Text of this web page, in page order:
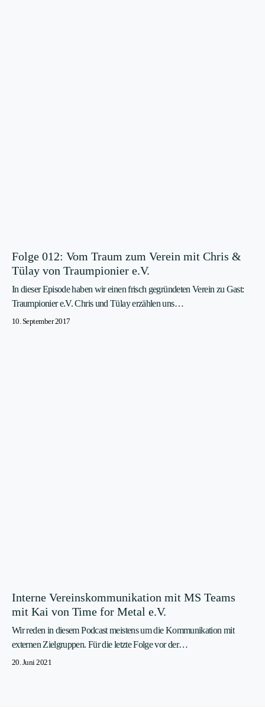
Folge 012: Vom Traum zum Verein mit Chris &
Tülay von Traumpionier e.V.
In dieser Episode haben wir einen frisch gegründeten Verein zu Gast:
Traumpionier e.V. Chris und Tülay erzählen uns…
10. September 2017
Interne Vereinskommunikation mit MS Teams
mit Kai von Time for Metal e.V.
Wir reden in diesem Podcast meistens um die Kommunikation mit
externen Zielgruppen. Für die letzte Folge vor der…
20. Juni 2021